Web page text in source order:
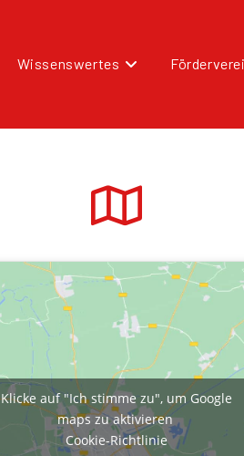
Wissenswertes
Klicke auf "Ich stimme zu", um Google
maps zu aktivieren
Cookie-Richtlinie